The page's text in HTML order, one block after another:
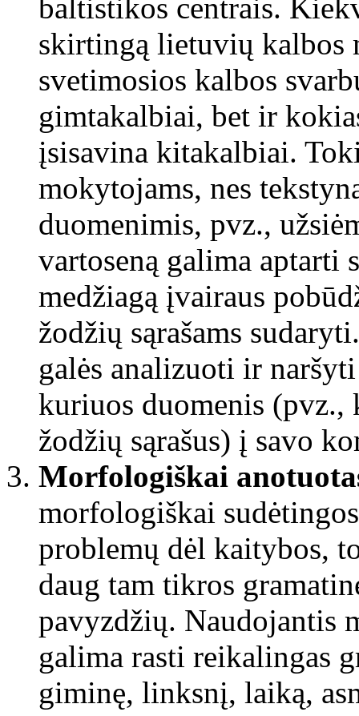
baltistikos centrais.
skirtingą lietuvių kalbos
svetimosios kalbos
gimtakalbiai, bet ir
įsisavina kitakalbiai.
mokytojams, nes
duomenimis, pvz.,
vartoseną galima aptarti
medžiagą įvairaus
žodžių sąrašams
galės analizuoti ir
kuriuos duomenis (pvz.,
žodžių sąrašus) į savo
Morfologiškai
morfologiškai
problemų dėl kaitybos,
daug tam tikros
pavyzdžių. Naudojantis
galima rasti reikalingas
giminę, linksnį, laiką,